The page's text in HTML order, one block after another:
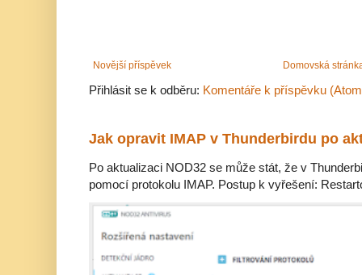
Novější příspěvek Domovská
Přihlásit se k odběru: Komentáře k příspěvku
Jak opravit IMAP v Thunderbirdu po
Po aktualizaci NOD32 se může stát, že v
pomocí protokolu IMAP. Postup k vyřešení: